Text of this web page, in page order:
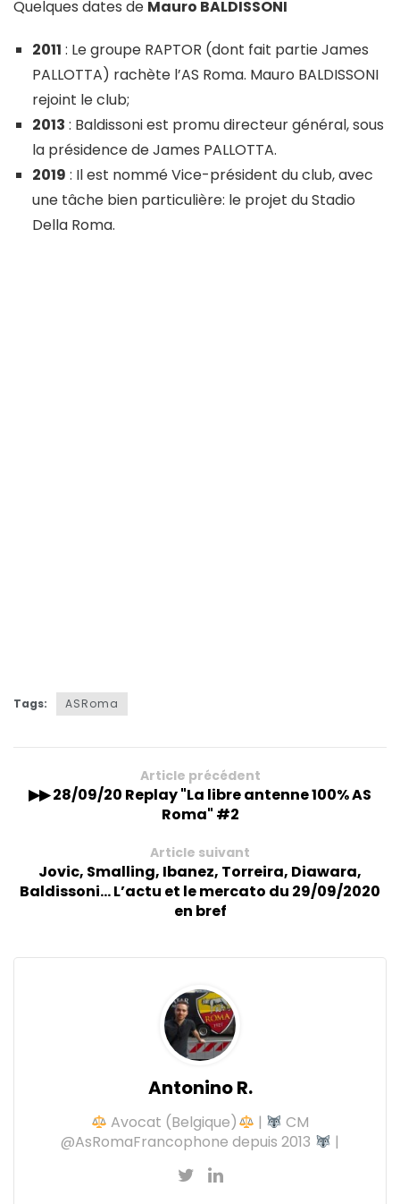
Quelques dates de Mauro BALDISSONI
2011 : Le groupe RAPTOR (dont fait partie James
PALLOTTA) rachète l’AS Roma. Mauro BALDISSONI
rejoint le club;
2013 : Baldissoni est promu directeur général, sous
la présidence de James PALLOTTA.
2019 : Il est nommé Vice-président du club, avec
une tâche bien particulière: le projet du Stadio
Della Roma.
Tags: ASRoma
Article précédent
▶︎▶︎ 28/09/20 Replay "La libre antenne 100% AS
Roma" #2
Article suivant
Jovic, Smalling, Ibanez, Torreira, Diawara,
Baldissoni... L’actu et le mercato du 29/09/2020
en bref
Antonino R.
Avocat (Belgique) |
CM
@AsRomaFrancophone depuis 2013
|